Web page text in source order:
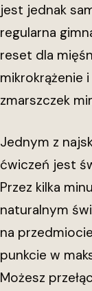
jest jednak
regularna
reset dla
mikrokrążenie
zmarszczek
Jednym z
ćwiczeń jest
Przez kilka
naturalnym
na
punkcie w
Możesz